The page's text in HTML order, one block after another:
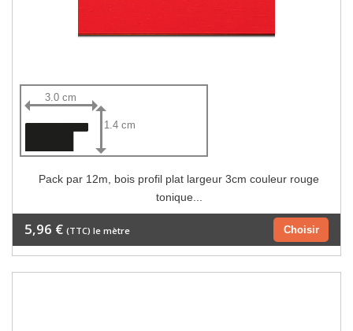
3.0 cm
1.4 cm
Pack par 12m, bois profil plat largeur 3cm couleur rouge
tonique...
Choisir
5,96 € (TTC) le mètre